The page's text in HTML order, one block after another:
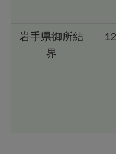
岩手県御所結
界